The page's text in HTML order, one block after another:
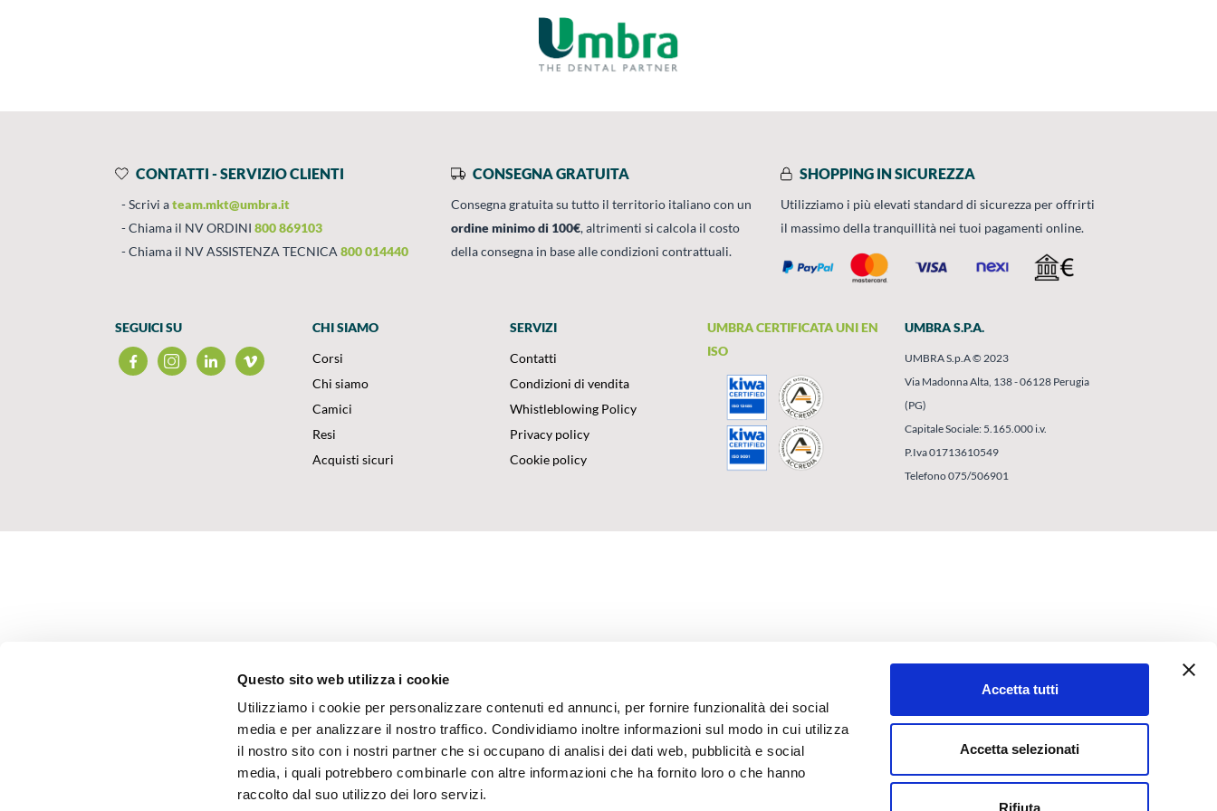
Questo sito web utilizza i cookie
Utilizziamo i cookie per personalizzare contenuti ed annunci, per fornire funzionalità dei social
media e per analizzare il nostro traffico. Condividiamo inoltre informazioni sul modo in cui utilizza
il nostro sito con i nostri partner che si occupano di analisi dei dati web, pubblicità e social
media, i quali potrebbero combinarle con altre informazioni che ha fornito loro o che hanno
raccolto dal suo utilizzo dei loro servizi.
Accetta tutti
Accetta selezionati
Rifiuta
CONTATTI - SERVIZIO CLIENTI
Scrivi ateam.mkt@umbra.it
Chiama il NV ORDINI 800 869103
Chiama il NV ASSISTENZA TECNICA 800 014440
CONSEGNA GRATUITA
Consegna gratuita su tutto il territorio italiano con un
ordine minimo di 100€, altrimenti si calcola il costo
della consegna in base alle condizioni contrattuali.
SHOPPING IN SICUREZZA
Utilizziamo i più elevati standard di sicurezza per offrirti
il massimo della tranquillità nei tuoi pagamenti online.
SEGUICI SU
CHI SIAMO
Corsi
Chi siamo
Camici
Resi
Acquisti sicuri
SERVIZI
Contatti
Condizioni di vendita
Whistleblowing Policy
Privacy policy
Cookie policy
UMBRA CERTIFICATA UNI EN
ISO
UMBRA S.P.A.
UMBRA S.p.A © 2023
Via Madonna Alta, 138 - 06128 Perugia
(PG)
Capitale Sociale: 5.165.000 i.v.
P.Iva 01713610549
Telefono 075/506901